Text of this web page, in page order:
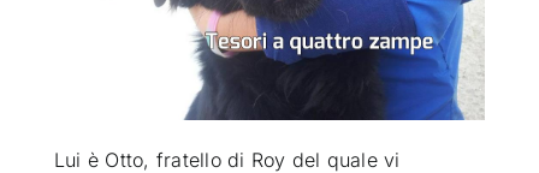
SEMPRE CON ME
Lui è Otto, fratello di Roy del quale vi